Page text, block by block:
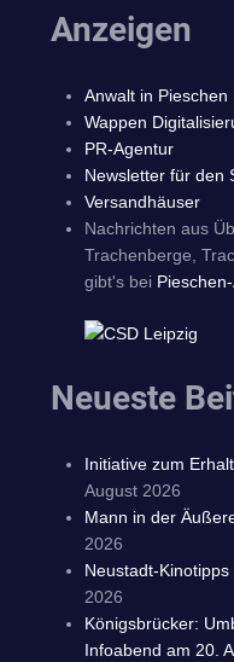
Anzeigen
Anwalt in Pieschen
Wappen
PR-Agentur
Newsletter für den
Versandhäuser
Nachrichten aus
Trachenberge,
gibt's bei
Neueste
Initiative zum
August 2026
Mann in der
2026
Neustadt-
2026
Königsbrücker:
Infoabend am 20.